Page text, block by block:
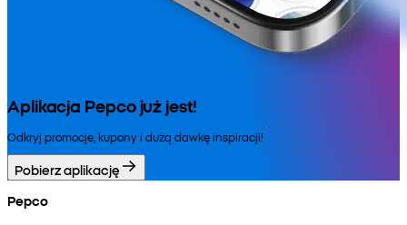
Aplikacja Pepco już jest!
Odkryj promocje, kupony i dużą dawkę inspiracji!
Pobierz aplikację
Pepco